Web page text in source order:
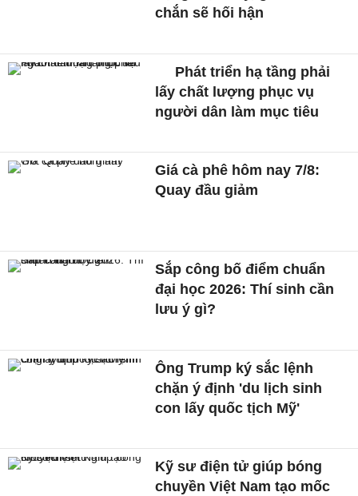
chắn sẽ hối hận
Phát triển hạ tầng phải
lấy chất lượng phục vụ
người dân làm mục tiêu
Giá cà phê hôm nay 7/8:
Quay đầu giảm
Sắp công bố điểm chuẩn
đại học 2026: Thí sinh cần
lưu ý gì?
Ông Trump ký sắc lệnh
chặn ý định 'du lịch sinh
con lấy quốc tịch Mỹ'
Kỹ sư điện tử giúp bóng
chuyền Việt Nam tạo mốc